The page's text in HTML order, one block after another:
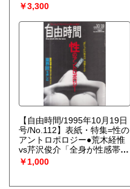
￥3,300
【自由時間/1995年10月19日
号/No.112】表紙・特集=性の
アントロポロジー●荒木経惟
vs芹沢俊介「全身が性感帯に
なりつつある男と女」/業界
紙を楽しむ(井崎脩五郎、え
￥1,000